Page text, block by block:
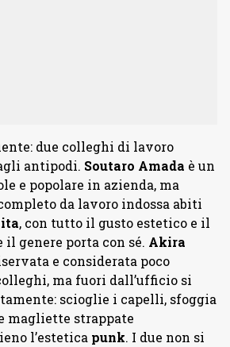
due colleghi di lavoro
antipodi. Soutaro Amada è un
e popolare in azienda, ma
da lavoro indossa abiti
, con tutto il gusto estetico e il
genere porta con sé. Akira
e considerata poco
ma fuori dall’ufficio si
scioglie i capelli, sfoggia
magliette strappate
l’estetica punk. I due non si